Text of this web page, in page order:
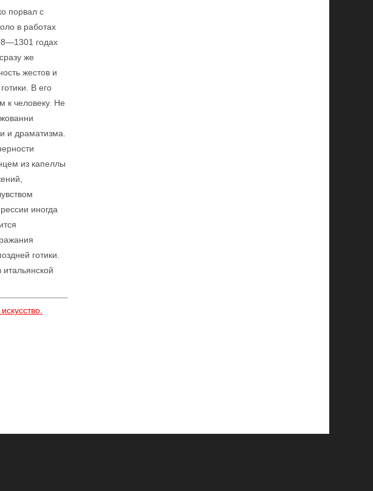
порвал с
в работах
годах
же
жестов и
В его
к человеку. Не
и драматизма.
из капеллы
иногда
готики.